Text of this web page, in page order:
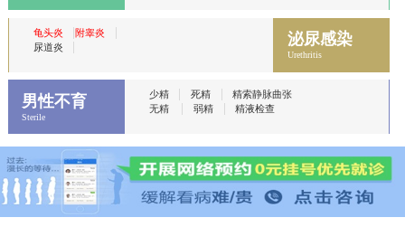
龟头炎 |附睾炎
尿道炎 泌尿感染
Urethritis
男性不育
Sterile
少精 死精
精索静脉曲张
无精
弱精 精液检查